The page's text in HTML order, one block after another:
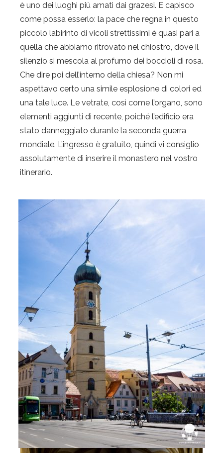
è uno dei luoghi più amati dai grazesi. E capisco
come possa esserlo: la pace che regna in questo
piccolo labirinto di vicoli strettissimi è quasi pari a
quella che abbiamo ritrovato nel chiostro, dove il
silenzio si mescola al profumo dei boccioli di rosa.
Che dire poi dell’interno della chiesa? Non mi
aspettavo certo una simile esplosione di colori ed
una tale luce. Le vetrate, così come l’organo, sono
elementi aggiunti di recente, poiché l’edificio era
stato danneggiato durante la seconda guerra
mondiale. L’ingresso è gratuito, quindi vi consiglio
assolutamente di inserire il monastero nel vostro
itinerario.